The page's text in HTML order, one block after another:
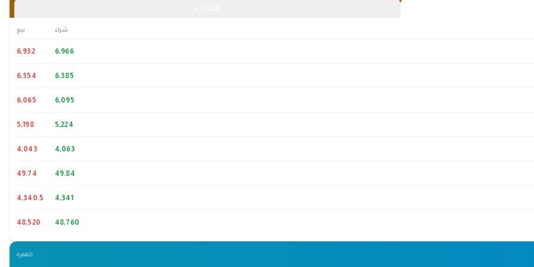
شراء بيع
6,966
6,932
6,385
6,354
6,095
6,065
5,224
5,198
4,063
4,043
49.84
49.74
4,341
4,340.5
48,760
48,520
القاهرة